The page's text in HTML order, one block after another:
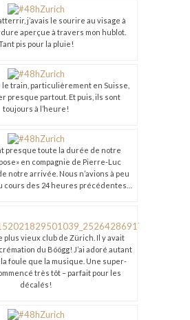
j’avais le sourire au visage à
aperçue à travers mon hublot.
pis pour la pluie!
le train, particulièrement en Suisse,
presque partout. Et puis, ils sont
toujours à l’heure!
presque toute la durée de notre
en compagnie de Pierre-Luc
notre arrivée. Nous n’avions à peu
cours des 24 heures précédentes…
plus vieux club de Zürich. Il y avait
du Böögg! J’ai adoré autant
la foule que la musique. Une super-
très tôt – parfait pour les
décalés!